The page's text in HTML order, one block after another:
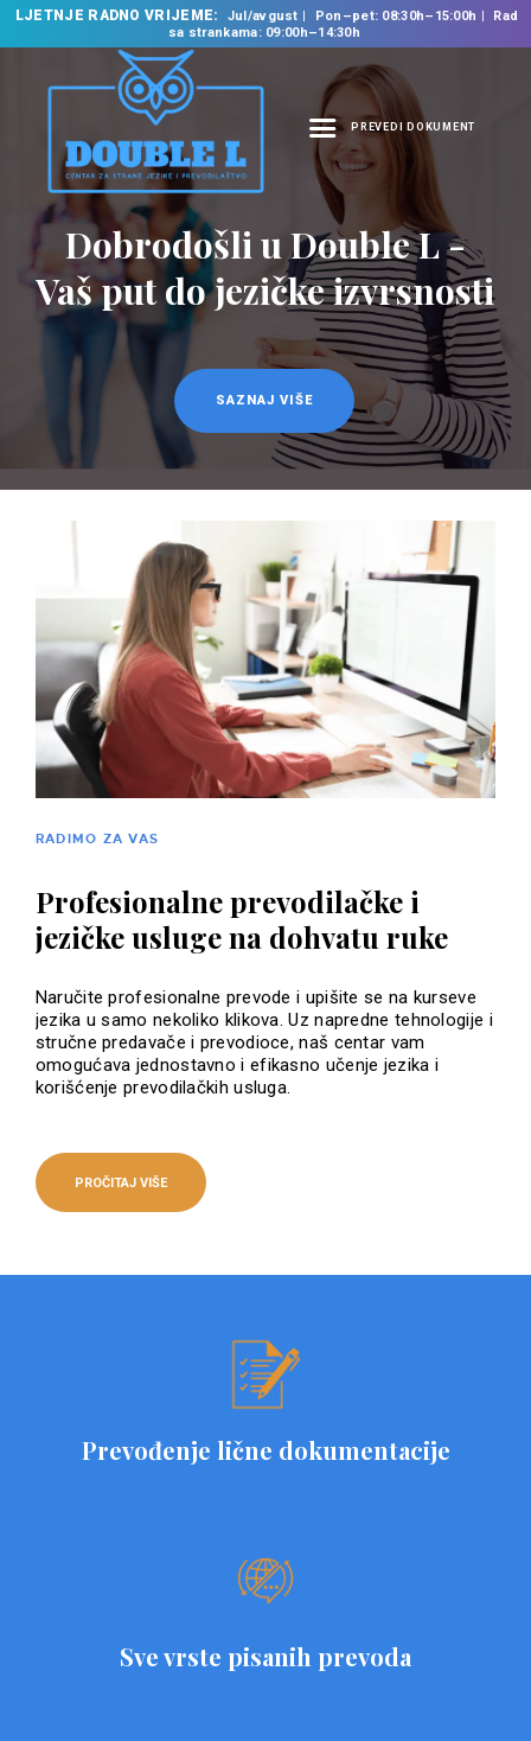
LJETNJE RADNO VRIJEME: Jul/avgust Pon–pet: 08:30h–15:00h
Rad
sa strankama: 09:00h–14:30h
PREVEDI DOKUMENT
NASLOVNA
O NAMA
NAŠE USLUGE
ŠKOLA STRANIH
JEZIKA
PREVODILAČKI BIRO
KURSEVI
NOVOSTI
KONTAKT
Dobrodošli u Double L -
Vaš put do jezičke izvrsnosti
SAZNAJ VIŠE
RADIMO ZA VAS
Profesionalne prevodilačke i
jezičke usluge na dohvatu ruke
Naručite profesionalne prevode i upišite se na kurseve
jezika u samo nekoliko klikova. Uz napredne tehnologije i
stručne predavače i prevodioce, naš centar vam
omogućava jednostavno i efikasno učenje jezika i
korišćenje prevodilačkih usluga.
PROČITAJ VIŠE
Prevođenje lične dokumentacije
Sve vrste pisanih prevoda